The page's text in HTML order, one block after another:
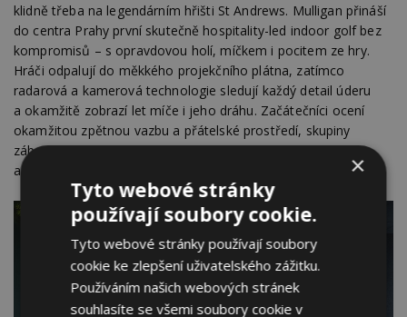
klidně třeba na legendárním hřišti St Andrews. Mulligan přináší
do centra Prahy první skutečně hospitality-led indoor golf bez
kompromisů – s opravdovou holí, míčkem i pocitem ze hry.
Hráči odpalují do měkkého projekčního plátna, zatímco
radarová a kamerová technologie sledují každý detail úderu
a okamžitě zobrazí let míče i jeho dráhu. Začátečníci ocení
okamžitou zpětnou vazbu a přátelské prostředí, skupiny
zábavnost a soutěživost, nároční hráči detailní statistiky
a žebříčky, každý se svým tempem a přístupem.
×
Tyto webové stránky
používají soubory cookie.
Tyto webové stránky používají soubory
cookie ke zlepšení uživatelského zážitku.
Používáním našich webových stránek
souhlasíte se všemi soubory cookie v